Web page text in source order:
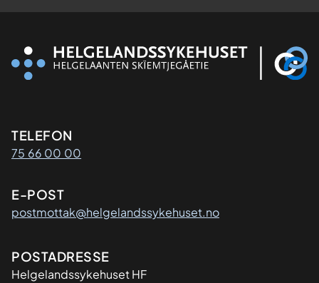
Kontaktinformasjon
TELEFON
75 66 00 00
E-POST
postmottak@helgelandssykehuset.no
Adresse
POSTADRESSE
Helgelandssykehuset HF